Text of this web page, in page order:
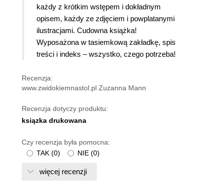
każdy z krótkim wstępem i dokładnym
opisem, każdy ze zdjęciem i powplatanymi
ilustracjami. Cudowna książka!
Wyposażona w tasiemkową zakładkę, spis
treści i indeks – wszystko, czego potrzeba!
Recenzja:
www.zwidokiemnastol.pl Zuzanna Mann
Recenzja dotyczy produktu:
ksiązka drukowana
Czy recenzja była pomocna:
TAK (0) NIE (0)
więcej recenzji